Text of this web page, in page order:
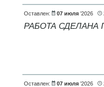
Оставлен: 07 июля’2026
РАБОТА
Оставлен: 07 июля’2026